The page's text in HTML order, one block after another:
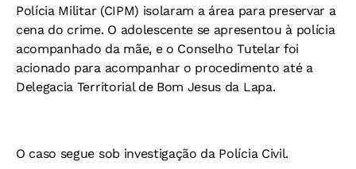
Polícia Militar (CIPM) isolaram a área para preservar a
cena do crime. O adolescente se apresentou à polícia
acompanhado da mãe, e o Conselho Tutelar foi
acionado para acompanhar o procedimento até a
Delegacia Territorial de Bom Jesus da Lapa.
O caso segue sob investigação da Polícia Civil.